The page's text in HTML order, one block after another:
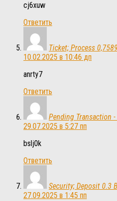
cj6xuw
Ответить
Ticket; Process
10.02.2025 в 10:46 дп
anrty7
Ответить
Pending Transaction
29.07.2025 в 5:27 пп
bslj0k
Ответить
Security; Deposit 0.3
27.09.2025 в 1:45 пп